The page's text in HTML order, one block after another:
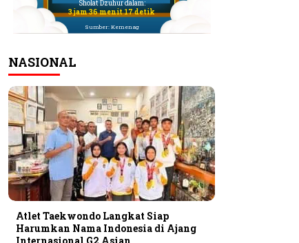
Sholat Dzuhur dalam:
3 jam 36 menit 17 detik
Sumber: Kemenag
NASIONAL
Atlet Taekwondo Langkat Siap
Harumkan Nama Indonesia di Ajang